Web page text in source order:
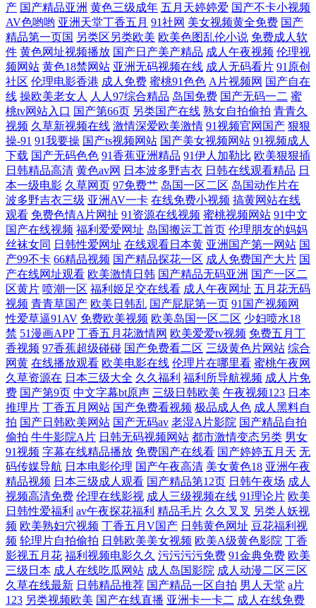
免费看网站 超碰人人看系列 国产豆花网站 户外漏出 精东tv 玖玖爱导航 欧
美色图性爱影院 欧美性色网 日本情色2区3区 日韩岛国视频 四虎影院色 最
新色片 91秀秀 99久久偷窥 a片资源首页 不卡三级片 丁香五月花婷婷 国产
青草香蕉久久 国模精品五区 黑人干日本少妇 激情五月天影院 欧美性天天
操 美女红杏网站 韩国操逼视频 自拍视频97 九一黄色仓库 日本三级大片
天天色情网
产 国产精品亚洲 黄色三级成年 五月天婷婷爱 国产不卡小视频
AV色哟哟 亚洲天堂丁香五月 91社网 美女视频黄全免费 国产
精品第一页国 另类区另类欧美 欧美色图乱伦小说 免费成人软
件 黄色网址视频播放 国产日产美产精品 成人午夜视频 伦理视
频网站 黄色18禁网站 亚洲无码视频在线 成人无码看片 91原创
社区 伦理电影香港 成人免费 蜜桃91色色 A片视频网 国产自在
线 操欧美老女人 人人97综合精品 岛国免费 国产无码一二 蜜
桃tv网站入口 国产第66页 另类国产在线 熟女自拍偷拍 青青久
视频 久草新视频在线 激情深爱欧美激情 91视频官网国产 狠狠
操-91 91我要操 国产ts视频网站 国产美女视频网站 91视频成人
下载 国产无码色色 91香蕉亚洲精品 91伊人加勒比 欧美狠狠插
日韩精品高清 黄色av网 日本波多野吉衣 日韩在线观看精品 日
本一级电影 久草网页 97免费艹 岛国一区二区 岛国动作片在
波多野吉衣三级 亚洲AV一卡 在线免费小视频 搞黄网站在线
观看 免费色情A片网扯 91资源在线视频 蜜桃视频网站 91中文
国产在线视频 福利爱爱网址 岛国搬运工首页 伦理朋友的妈妈
丝袜女同 日韩性爱网址 在线观看日本黄 亚洲国产第一网站 国
产99不卡 66精品视频 国产精品探花一区 成人免费国产大片 国
产在线网址观看 欧美激情日韩 国产精品无码亚洲 国产一区二
区黄片 喷潮一区 福利姬足交在线看 成人午夜网址 五月花无码
视频 青青草国产 欧美日韩乱 国产屁屁第一页 91国产视频网
性爱草逼91AV 免费欧美视频 欧美岛国一区二区 少妇喷水18
禁 51漫画APP 丁香五月花激情网 欧美爱爱tv视频 免费五月丁
香视频 97香蕉超级碰碰 国产免费看二区 三级黄色片网站 综合
网黄 在线播放观看 欧美电影在线 伦理片在哪里看 蜜桃午夜网
久草资源在 日本三级大全 久久福利 福利所导航视频 成人片免
费 国产第9页 中文字幕bt原声 三级日韩欧美 午夜视频123 日本
推理片 丁香五月网站 国产免费看视频 极品成人色 成人黑料自
拍 国产日韩欧美网站 国产无码av 老湿A片影院 国产精品自拍
偷拍 牛牛影院A片 日韩无码视频网站 都市激情变态另类 男女
91视频 字幕在线精品播放 免费国产在线看 国产婷婷五月天 无
码传媒导航 日本电影伦理 国产午夜高清 美女黄色18 亚洲午夜
精品视频 日本三级成人观看 国产精品第12页 日韩午夜场 成人
视频高清免费 伦理在线影视 成人三级视频在线 91理论片 欧美
日韩性爱福利 av午夜探花福利 精品毛片 久久叉叉 另类人妖视
频 欧美熟妇穴视频 丁香五月V国产 日韩黄色网址 豆花福利视
频 轮理片自拍偷拍 日韩欧美美女视频 欧美A级黄色影院 丁香
影视五月花 福利视频电影久久 污污污污免费 91金典免费 欧美
三级日本 成人在线吃瓜网站 成人岛国影院 成人动漫二区三区
久草在线最新 日韩精品推荐 国产精品一区自拍 男人天堂 a片
123 另类视频欧美 国产在线直播 亚洲卡一卡二 成人在线免费